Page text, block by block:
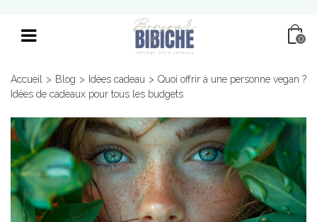
0
Accueil > Blog > Idées cadeau > Quoi offrir à une personne vegan ?
Idées de cadeaux pour tous les budgets